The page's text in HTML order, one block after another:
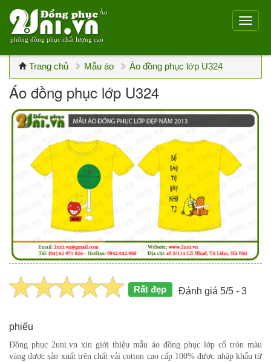
Áo
phông đồng phục chất lượng cao
Trang chủ Mẫu áo Áo đồng phục lớp U324
Áo đồng phục lớp U324
Rất đẹp Đánh giá 5/5 - 3
phiếu
Đồng phục 2uni.vn xin giới thiệu mẫu áo đồng phục lớp cổ tròn màu
vàng được sản xuất trên chất vải cotton cao cấp 100% được nhập khẩu từ